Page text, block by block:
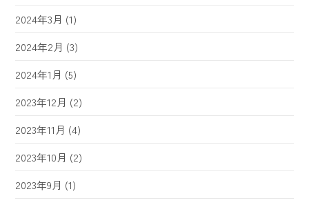
2024年3月 (1)
2024年2月 (3)
2024年1月 (5)
2023年12月 (2)
2023年11月 (4)
2023年10月 (2)
2023年9月 (1)